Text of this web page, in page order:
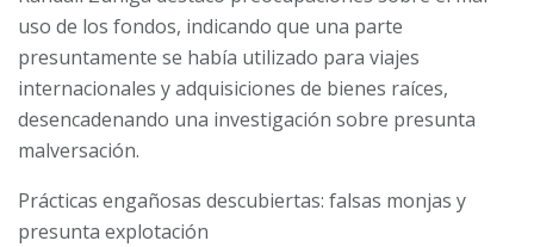
uso de los fondos, indicando que una parte
presuntamente se había utilizado para viajes
internacionales y adquisiciones de bienes raíces,
desencadenando una investigación sobre presunta
malversación.
Prácticas engañosas descubiertas: falsas monjas y
presunta explotación